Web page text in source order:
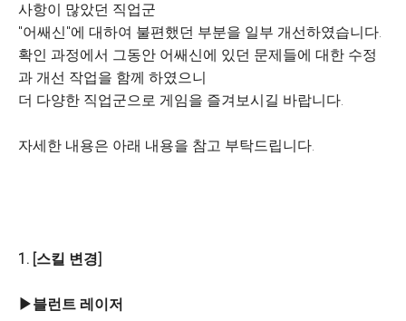
사항이 많았던 직업군
"어쌔신"에 대하여 불편했던 부분을 일부 개선하였습니다.
확인 과정에서 그동안 어쌔신에 있던 문제들에 대한 수정
과 개선 작업을 함께 하였으니
더 다양한 직업군으로 게임을 즐겨보시길 바랍니다.
자세한 내용은 아래 내용을 참고 부탁드립니다.
1. [스킬 변경]
▶블런트 레이저